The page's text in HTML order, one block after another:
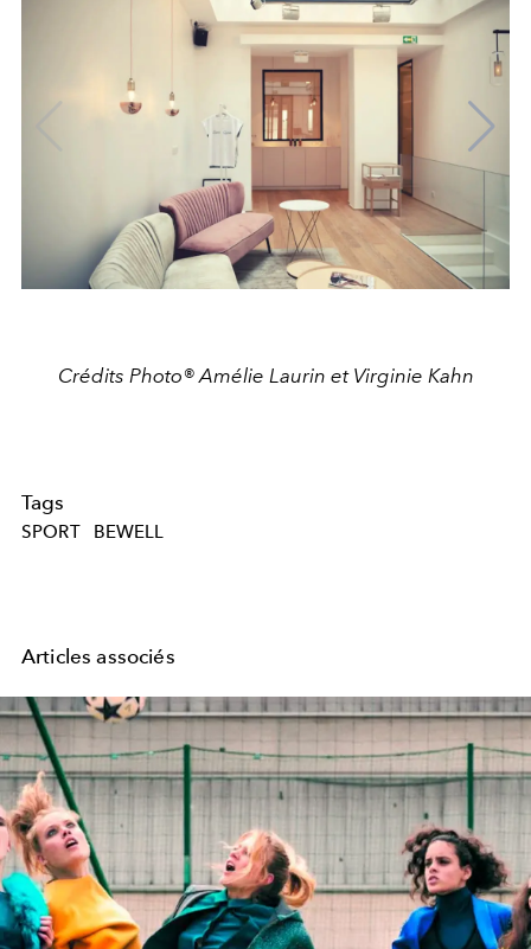
Crédits Photo® Amélie Laurin et Virginie Kahn
Tags
SPORT BEWELL
Articles associés